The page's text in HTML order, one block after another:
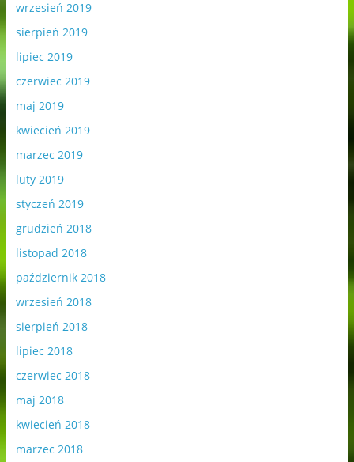
wrzesień 2019
sierpień 2019
lipiec 2019
czerwiec 2019
maj 2019
kwiecień 2019
marzec 2019
luty 2019
styczeń 2019
grudzień 2018
listopad 2018
październik 2018
wrzesień 2018
sierpień 2018
lipiec 2018
czerwiec 2018
maj 2018
kwiecień 2018
marzec 2018